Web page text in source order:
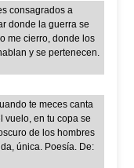
consagrados a
donde la guerra se
me cierro, donde los
y se pertenecen.
te meces canta
vuelo, en tu copa se
de los hombres
única. Poesía. De: